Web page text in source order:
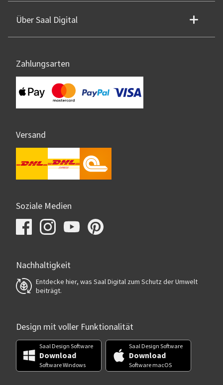
Über Saal Digital
Zahlungsarten
Versand
Soziale Medien
Nachhaltigkeit
Entdecke hier, was Saal Digital zum Schutz der Umwelt
beiträgt.
Design mit voller Funktionalität
Saal Design Software
Download
Software Windows
Saal Design Software
Download
Software macOS